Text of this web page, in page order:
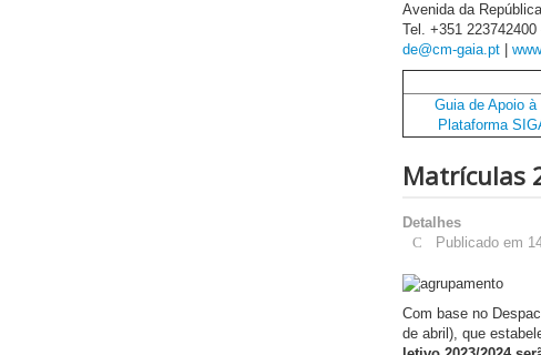
Avenida da
Tel. +351
de@cm-gaia.pt|
Guia de Apoio
Plataforma
Matrículas
Detalhes
Publicado em
Com base no
de abril), que